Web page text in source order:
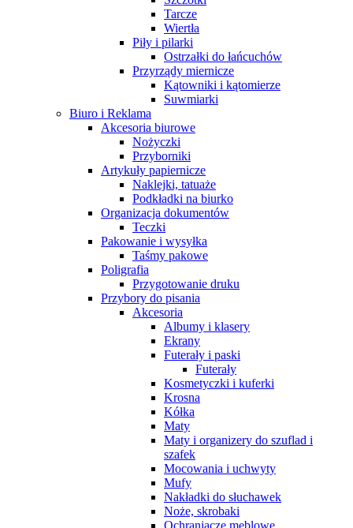
Tarcze
Wiertła
Piły i pilarki
Ostrzałki do łańcuchów
Przyrządy miernicze
Kątowniki i kątomierze
Suwmiarki
Biuro i Reklama
Akcesoria biurowe
Nożyczki
Przyborniki
Artykuły papiernicze
Naklejki, tatuaże
Podkładki na biurko
Organizacja dokumentów
Teczki
Pakowanie i wysyłka
Taśmy pakowe
Poligrafia
Przygotowanie druku
Przybory do pisania
Akcesoria
Albumy i klasery
Ekrany
Futerały i paski
Futerały
Kosmetyczki i kuferki
Krosna
Kółka
Maty
Maty i organizery do szuflad i
szafek
Mocowania i uchwyty
Mufy
Nakładki do słuchawek
Noże, skrobaki
Ochraniacze meblowe